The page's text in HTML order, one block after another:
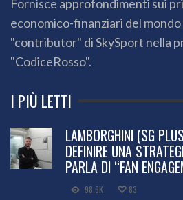
Fornisce approfondimenti sui
economico-finanziari del
"contributor" di SkySport nella
"CodiceRosso".
I PIÙ LETTI
LAMBORGHINI (SG
DEFINIRE UNA
PARLA DI “FAN
98.6K 83